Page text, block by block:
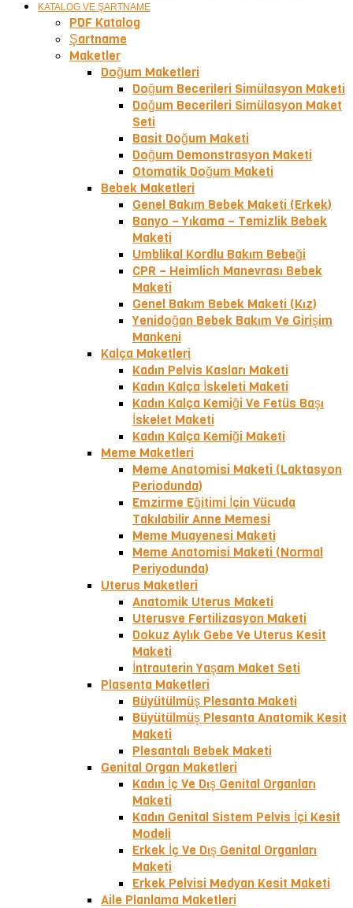
KATALOG VE ŞARTNAME
PDF Katalog
Şartname
Maketler
Doğum Maketleri
Doğum Becerileri Simülasyon Maketi
Doğum Becerileri Simülasyon Maket
Seti
Basit Doğum Maketi
Doğum Demonstrasyon Maketi
Otomatik Doğum Maketi
Bebek Maketleri
Genel Bakım Bebek Maketi (Erkek)
Banyo – Yıkama – Temizlik Bebek
Maketi
Umblikal Kordlu Bakım Bebeği
CPR – Heimlich Manevrası Bebek
Maketi
Genel Bakım Bebek Maketi (Kız)
Yenidoğan Bebek Bakım Ve Girişim
Mankeni
Kalça Maketleri
Kadın Pelvis Kasları Maketi
Kadın Kalça İskeleti Maketi
Kadın Kalça Kemiği Ve Fetüs Başı
İskelet Maketi
Kadın Kalça Kemiği Maketi
Meme Maketleri
Meme Anatomisi Maketi (Laktasyon
Periodunda)
Emzirme Eğitimi İçin Vücuda
Takılabilir Anne Memesi
Meme Muayenesi Maketi
Meme Anatomisi Maketi (Normal
Periyodunda)
Uterus Maketleri
Anatomik Uterus Maketi
Uterusve Fertilizasyon Maketi
Dokuz Aylık Gebe Ve Uterus Kesit
Maketi
İntrauterin Yaşam Maket Seti
Plasenta Maketleri
Büyütülmüş Plesanta Maketi
Büyütülmüş Plesanta Anatomik Kesit
Maketi
Plesantalı Bebek Maketi
Genital Organ Maketleri
Kadın İç Ve Dış Genital Organları
Maketi
Kadın Genital Sistem Pelvis İçi Kesit
Modeli
Erkek İç Ve Dış Genital Organları
Maketi
Erkek Pelvisi Medyan Kesit Maketi
Aile Planlama Maketleri